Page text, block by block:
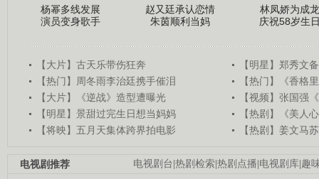
杨幂多线发展
演员变身歌手
赵又廷承认恋情
朱茵顺利当妈
林凤娇为成龙
庆祝58岁生
【大片】古天乐带伤狂奔
【明星】郑秀文
【热门】周冬雨李治廷携手催泪
【热门】《香格
【大片】《逆战》造型遭曝光
【视频】张国强
【明星】景甜过完生日想当妈妈
【热剧】《美人
【将映】五月天集体跨界拍电影
【热剧】姜文马
电视剧台|热剧检索|热剧点播|电视剧库|趣
电视剧推荐